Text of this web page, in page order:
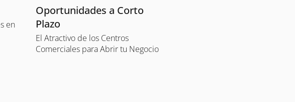
en
Oportunidades a Corto
Plazo
El Atractivo de los Centros
Comerciales para Abrir tu Negocio